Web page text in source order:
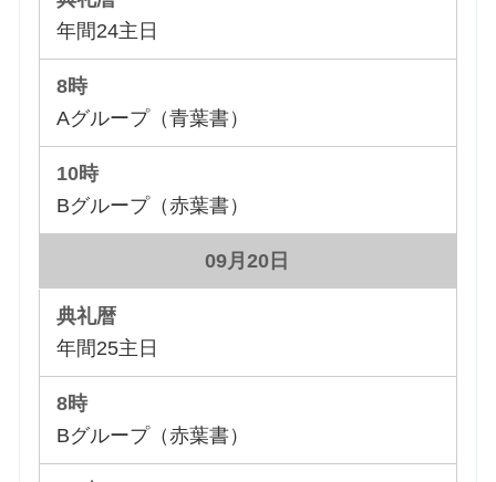
年間24主日
Aグループ（青葉書）
Bグループ（赤葉書）
09月20日
年間25主日
Bグループ（赤葉書）